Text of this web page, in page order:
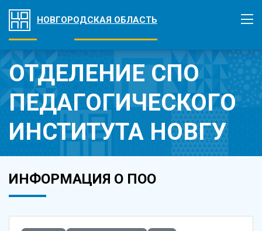
НОВГОРОДСКАЯ ОБЛАСТЬ
ОТДЕЛЕНИЕ СПО
ПЕДАГОГИЧЕСКОГО
ИНСТИТУТА НОВГУ
ИНФОРМАЦИЯ О ПОО